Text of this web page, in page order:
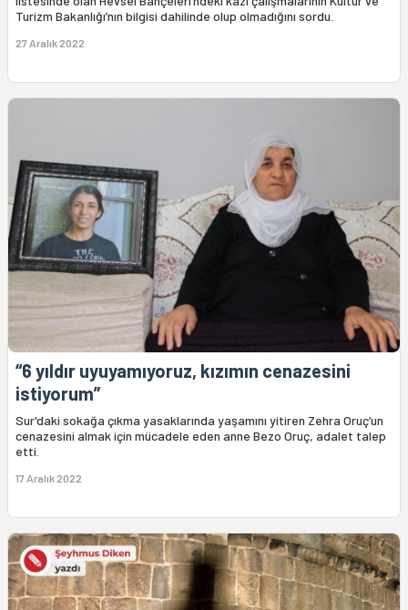
Turizm Bakanlığı’nın bilgisi dahilinde olup olmadığını sordu.
27 Aralık 2022
“6 yıldır uyuyamıyoruz, kızımın cenazesini
istiyorum”
Sur'daki sokağa çıkma yasaklarında yaşamını yitiren Zehra Oruç’un
cenazesini almak için mücadele eden anne Bezo Oruç, adalet talep
etti.
17 Aralık 2022